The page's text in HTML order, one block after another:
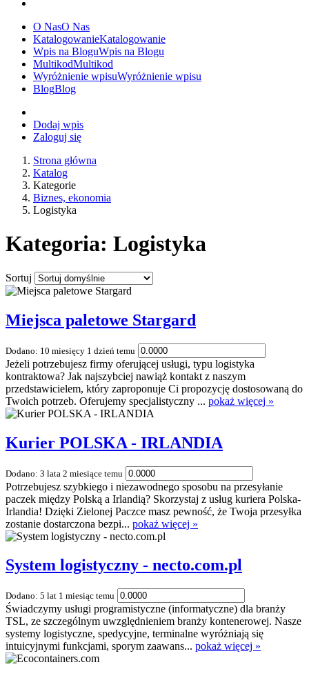
O NasO Nas
KatalogowanieKatalogowanie
Wpis na BloguWpis na Blogu
MultikodMultikod
Wyróżnienie wpisuWyróżnienie wpisu
BlogBlog
Dodaj wpis
Zaloguj się
Strona główna
Katalog
Kategorie
Biznes, ekonomia
Logistyka
Kategoria: Logistyka
Sortuj
Miejsca paletowe Stargard
Dodano: 10 miesięcy 1 dzień temu
Jeżeli potrzebujesz firmy oferującej usługi, typu logistyka
kontraktowa? Jak najszybciej nawiąż kontakt z naszym
przedstawicielem, który zaproponuje Ci propozycję dostosowaną do
Twoich potrzeb. Oferujemy specjalistyczny ... pokaż więcej »
Kurier POLSKA - IRLANDIA
Dodano: 3 lata 2 miesiące temu
Potrzebujesz szybkiego i niezawodnego sposobu na przesyłanie
paczek między Polską a Irlandią? Skorzystaj z usług kuriera Polska-
Irlandia! Dzięki Zielonej Paczce masz pewność, że Twoja przesyłka
zostanie dostarczona bezpi... pokaż więcej »
System logistyczny - necto.com.pl
Dodano: 5 lat 1 miesiąc temu
Świadczymy usługi programistyczne (informatyczne) dla branży
TSL, ze szczególnym uwzględnieniem branży kontenerowej. Nasze
systemy logistyczne, spedycyjne, terminalne wyróżniają się
intuicyjnymi funkcjami, sporym zaawans... pokaż więcej »